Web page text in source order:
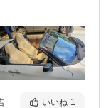
いいね 1